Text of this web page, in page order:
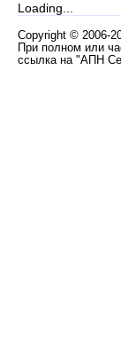
Loading...
Copyright © 2006-
При полном или
ссылка на "АПН